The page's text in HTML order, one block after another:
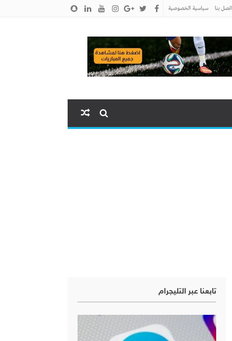
اتصل بنا سياسية الخصوصية
تابعنا عبر التليجرام